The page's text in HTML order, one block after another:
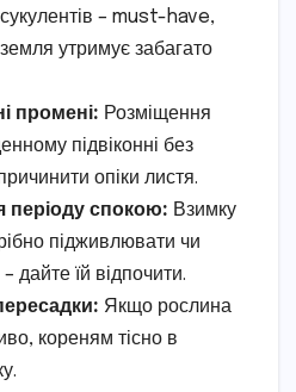
сукулентів – must-have,
утримує забагато
промені: Розміщення
підвіконні без
опіки листя.
періоду спокою: Взимку
підживлювати чи
дайте їй відпочити.
Якщо рослина
кореням тісно в